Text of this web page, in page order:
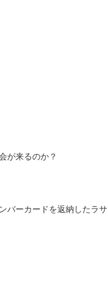
が来るのか？
バーカードを返納したラ